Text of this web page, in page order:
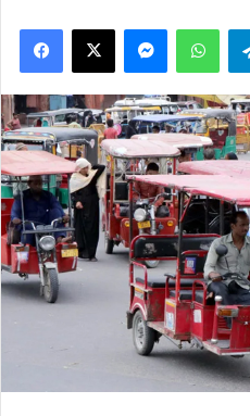
Facebook
X Messenger